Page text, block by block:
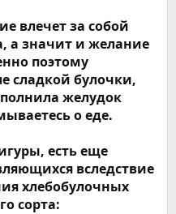
влечет за собой
а значит и желание
поэтому
сладкой булочки,
желудок
о еде.
есть еще
вследствие
хлебобулочных
сорта: